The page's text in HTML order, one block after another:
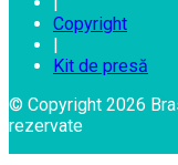
Copyright
Kit de presă
© Copyright 2026
rezervate